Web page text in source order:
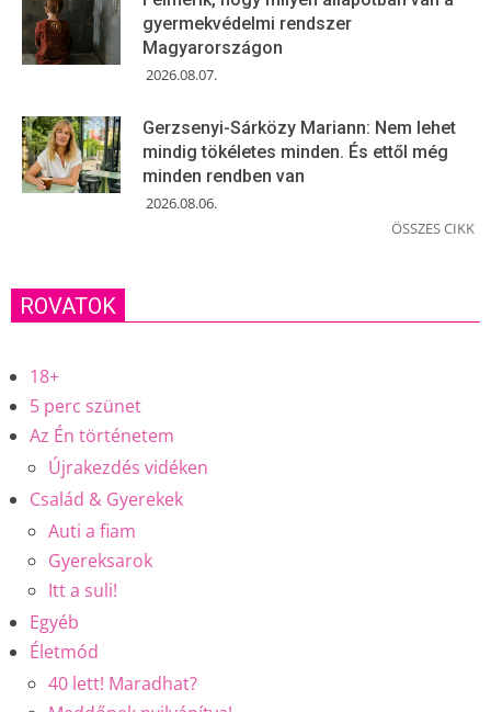
gyermekvédelmi rendszer
Magyarországon
2026.08.07.
Gerzsenyi-Sárközy Mariann: Nem lehet
mindig tökéletes minden. És ettől még
minden rendben van
2026.08.06.
ÖSSZES CIKK
ROVATOK
18+
5 perc szünet
Az Én történetem
Újrakezdés vidéken
Család & Gyerekek
Auti a fiam
Gyereksarok
Itt a suli!
Egyéb
Életmód
40 lett! Maradhat?